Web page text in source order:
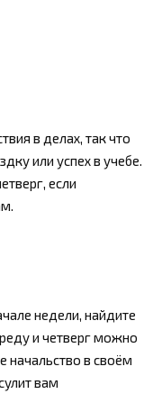
в делах, так что
или успех в учебе.
если
недели, найдите
и четверг можно
начальство в своём
вам